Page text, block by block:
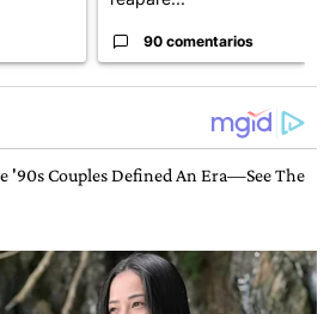
90 comentarios